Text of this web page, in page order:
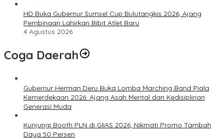
HD Buka Gubernur Sumsel Cup Bulutangkis 2026, Ajang
Pembinaan Lahirkan Bibit Atlet Baru
4 Agustus 2026
Coga Daerah
Gubernur Herman Deru Buka Lomba Marching Band Piala
Kemerdekaan 2026: Ajang Asah Mental dan Kedisiplinan
Generasi Muda
Kunjungi Booth PLN di GIIAS 2026, Nikmati Promo Tambah
Daya 50 Persen